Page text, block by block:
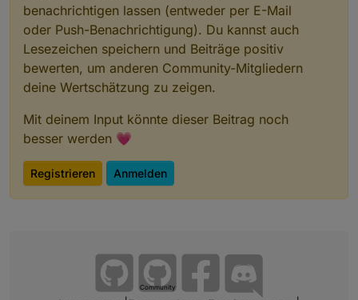
benachrichtigen lassen (entweder per E-Mail
oder Push-Benachrichtigung). Du kannst auch
Lesezeichen speichern und Beiträge positiv
bewerten, um anderen Community-Mitgliedern
deine Wertschätzung zu zeigen.
Mit deinem Input könnte dieser Beitrag noch
besser werden 💗
Registrieren Anmelden
Community